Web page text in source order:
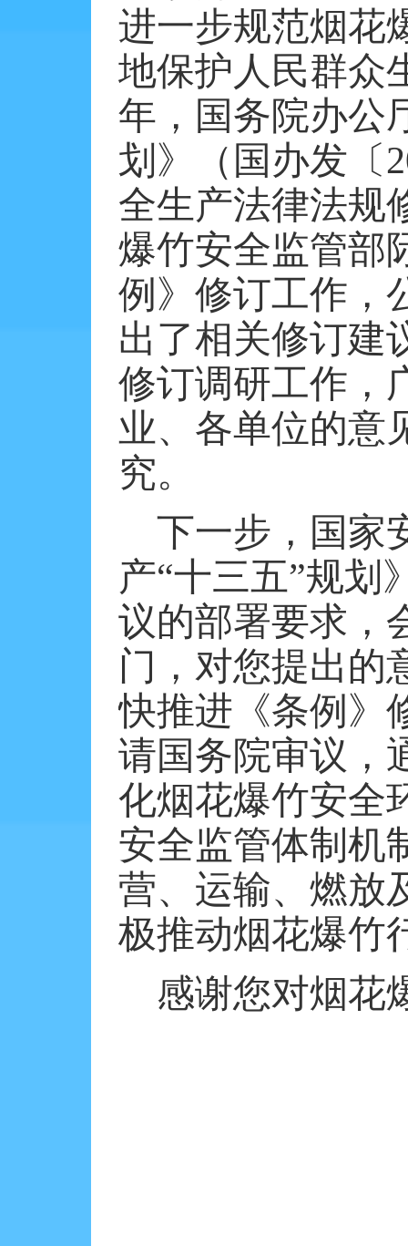
进一步规范烟花
地保护人民群众
年，国务院办公
划》（国办发〔
全生产法律法规
爆竹安全监管部
例》修订工作，
出了相关修订建
修订调研工作，
业、各单位的意
究。
下一步，国家
产“十三五”规划
议的部署要求，
门，对您提出的
快推进《条例》
请国务院审议，
化烟花爆竹安全
安全监管体制机
营、运输、燃放
极推动烟花爆竹
感谢您对烟花